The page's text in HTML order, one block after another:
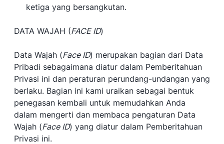
ketiga yang bersangkutan.
DATA WAJAH (FACE ID)
Data Wajah (Face ID) merupakan bagian dari Data
Pribadi sebagaimana diatur dalam Pemberitahuan
Privasi ini dan peraturan perundang-undangan yang
berlaku. Bagian ini kami uraikan sebagai bentuk
penegasan kembali untuk memudahkan Anda
dalam mengerti dan membaca pengaturan Data
Wajah (Face ID) yang diatur dalam Pemberitahuan
Privasi ini.